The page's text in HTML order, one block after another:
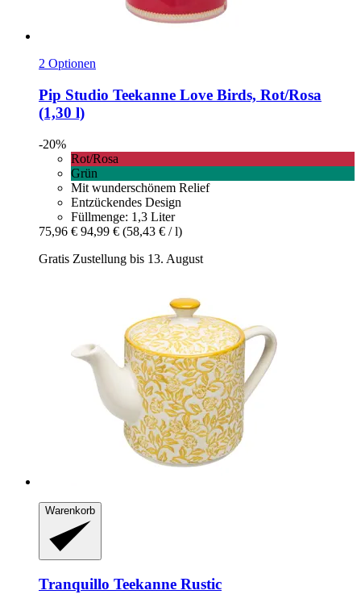
2 Optionen
Pip Studio Teekanne Love Birds, Rot/Rosa
(1,30 l)
-20%
Rot/Rosa
Grün
Mit wunderschönem Relief
Entzückendes Design
Füllmenge: 1,3 Liter
75,96 € 94,99 € (58,43 € / l)
Gratis Zustellung bis 13. August
Warenkorb
Tranquillo Teekanne Rustic